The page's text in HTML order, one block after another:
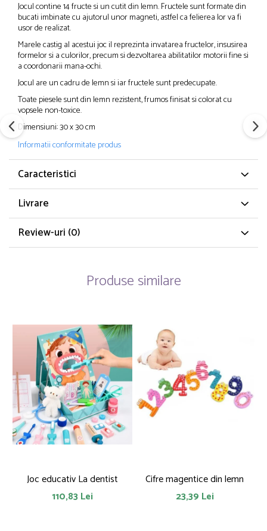
Jocul contine 14 fructe si un cutit din lemn. Fructele sunt formate din
bucati imbinate cu ajutorul unor magneti, astfel ca felierea lor va fi
usor de realizat.
Marele castig al acestui joc il reprezinta invatarea fructelor, insusirea
formelor si a culorilor, precum si dezvoltarea abilitatilor motorii fine si
a coordonarii mana-ochi.
Jocul are un cadru de lemn si iar fructele sunt predecupate.
Toate piesele sunt din lemn rezistent, frumos finisat si colorat cu
vopsele non-toxice.
Dimensiuni: 30 x 30 cm
Informatii conformitate produs
Caracteristici
Livrare
Review-uri (0)
Produse similare
Joc educativ La dentist
110,83 Lei
Cifre magentice din lemn
23,39 Lei